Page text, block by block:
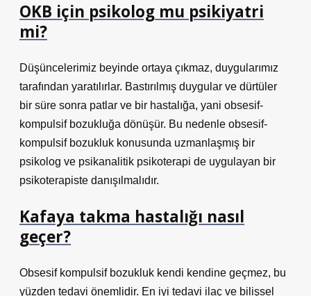
OKB için psikolog mu psikiyatri
mi?
Düşüncelerimiz beyinde ortaya çıkmaz, duygularımız
tarafından yaratılırlar. Bastırılmış duygular ve dürtüler
bir süre sonra patlar ve bir hastalığa, yani obsesif-
kompulsif bozukluğa dönüşür. Bu nedenle obsesif-
kompulsif bozukluk konusunda uzmanlaşmış bir
psikolog ve psikanalitik psikoterapi de uygulayan bir
psikoterapiste danışılmalıdır.
Kafaya takma hastalığı nasıl
geçer?
Obsesif kompulsif bozukluk kendi kendine geçmez, bu
yüzden tedavi önemlidir. En iyi tedavi ilaç ve bilişsel